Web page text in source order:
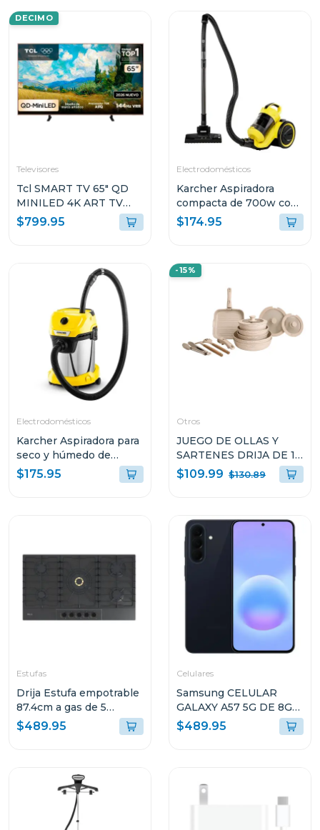
DECIMO
Televisores
Tcl SMART TV 65" QD
MINILED 4K ART TV
GOOGLE TV A400PRO
$799.95
Electrodomésticos
Karcher Aspiradora
compacta de 700w con
contenedor de residuos
$174.95
Electrodomésticos
Karcher Aspiradora para
seco y húmedo de
1000w wd3s
$175.95
-15%
Otros
JUEGO DE OLLAS Y
SARTENES DRIJA DE 19
PIEZAS
ANTIADHERENTES
$109.99 $130.89
Estufas
Drija Estufa empotrable
87.4cm a gas de 5
quemadores italia
$489.95
Celulares
Samsung CELULAR
GALAXY A57 5G DE 8GB
RAM Y 256GB
ALMACENAMIENTO
$489.95